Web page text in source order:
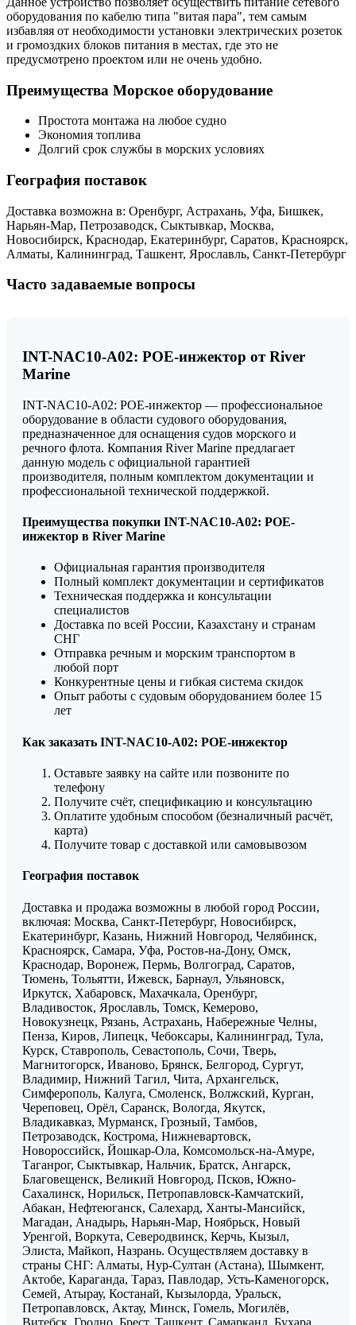
оборудования по кабелю типа "витая пара", тем самым
избавляя от необходимости установки электрических розеток
и громоздких блоков питания в местах, где это не
предусмотрено проектом или не очень удобно.
Преимущества Морское оборудование
Простота монтажа на любое судно
Экономия топлива
Долгий срок службы в морских условиях
География поставок
Доставка возможна в: Оренбург, Астрахань, Уфа, Бишкек,
Нарьян-Мар, Петрозаводск, Сыктывкар, Москва,
Новосибирск, Краснодар, Екатеринбург, Саратов, Красноярск,
Алматы, Калининград, Ташкент, Ярославль, Санкт-Петербург
Часто задаваемые вопросы
INT-NAC10-A02: POE-инжектор от River
Marine
INT-NAC10-A02: POE-инжектор — профессиональное
оборудование в области судового оборудования,
предназначенное для оснащения судов морского и
речного флота. Компания River Marine предлагает
данную модель с официальной гарантией
производителя, полным комплектом документации и
профессиональной технической поддержкой.
Преимущества покупки INT-NAC10-A02: POE-
инжектор в River Marine
Официальная гарантия производителя
Полный комплект документации и сертификатов
Техническая поддержка и консультации
специалистов
Доставка по всей России, Казахстану и странам
СНГ
Отправка речным и морским транспортом в
любой порт
Конкурентные цены и гибкая система скидок
Опыт работы с судовым оборудованием более 15
лет
Как заказать INT-NAC10-A02: POE-инжектор
Оставьте заявку на сайте или позвоните по
телефону
Получите счёт, спецификацию и консультацию
Оплатите удобным способом (безналичный расчёт,
карта)
Получите товар с доставкой или самовывозом
География поставок
Доставка и продажа возможны в любой город России,
включая: Москва, Санкт-Петербург, Новосибирск,
Екатеринбург, Казань, Нижний Новгород, Челябинск,
Красноярск, Самара, Уфа, Ростов-на-Дону, Омск,
Краснодар, Воронеж, Пермь, Волгоград, Саратов,
Тюмень, Тольятти, Ижевск, Барнаул, Ульяновск,
Иркутск, Хабаровск, Махачкала, Оренбург,
Владивосток, Ярославль, Томск, Кемерово,
Новокузнецк, Рязань, Астрахань, Набережные Челны,
Пенза, Киров, Липецк, Чебоксары, Калининград, Тула,
Курск, Ставрополь, Севастополь, Сочи, Тверь,
Магнитогорск, Иваново, Брянск, Белгород, Сургут,
Владимир, Нижний Тагил, Чита, Архангельск,
Симферополь, Калуга, Смоленск, Волжский, Курган,
Череповец, Орёл, Саранск, Вологда, Якутск,
Владикавказ, Мурманск, Грозный, Тамбов,
Петрозаводск, Кострома, Нижневартовск,
Новороссийск, Йошкар-Ола, Комсомольск-на-Амуре,
Таганрог, Сыктывкар, Нальчик, Братск, Ангарск,
Благовещенск, Великий Новгород, Псков, Южно-
Сахалинск, Норильск, Петропавловск-Камчатский,
Абакан, Нефтеюганск, Салехард, Ханты-Мансийск,
Магадан, Анадырь, Нарьян-Мар, Ноябрьск, Новый
Уренгой, Воркута, Северодвинск, Керчь, Кызыл,
Элиста, Майкоп, Назрань. Осуществляем доставку в
страны СНГ: Алматы, Нур-Султан (Астана), Шымкент,
Актобе, Караганда, Тараз, Павлодар, Усть-Каменогорск,
Семей, Атырау, Костанай, Кызылорда, Уральск,
Петропавловск, Актау, Минск, Гомель, Могилёв,
Витебск, Гродно, Брест, Ташкент, Самарканд, Бухара,